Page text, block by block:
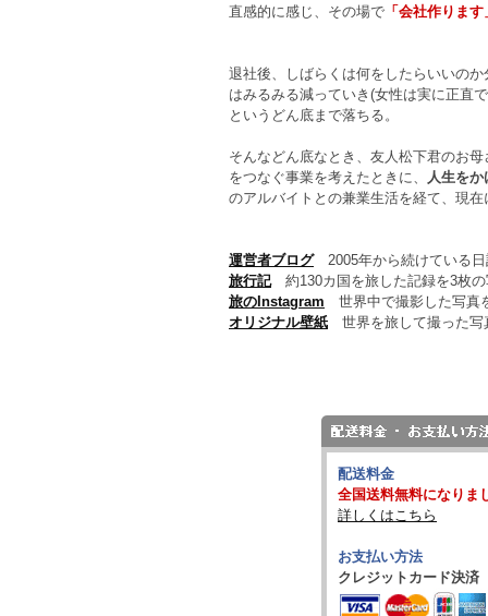
直感的に感じ、その場で 「会社作りま
退社後、しばらくは何をしたらいいの
はみるみる減っていき(女性は実に正直
というどん底まで落ちる。
そんなどん底なとき、友人松下君のお
をつなぐ事業を考えたときに、 人生を
のアルバイトとの兼業生活を経て、現在
運営者ブログ
2005年から続けている
旅行記約130カ国を旅した記録を3枚の
旅のInstagram 世界中で撮影した写真
オリジナル壁紙 世界を旅して撮った写
配送料金
全国送料無料になりま
詳しくはこちら
お支払い方法
クレジットカード決済